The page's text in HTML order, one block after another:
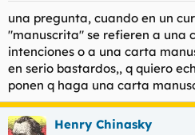
una pregunta, cuando en un
"manuscrita" se refieren a una
intenciones o a una carta
en serio bastardos,, q quiero
ponen q haga una carta
Henry Chinasky